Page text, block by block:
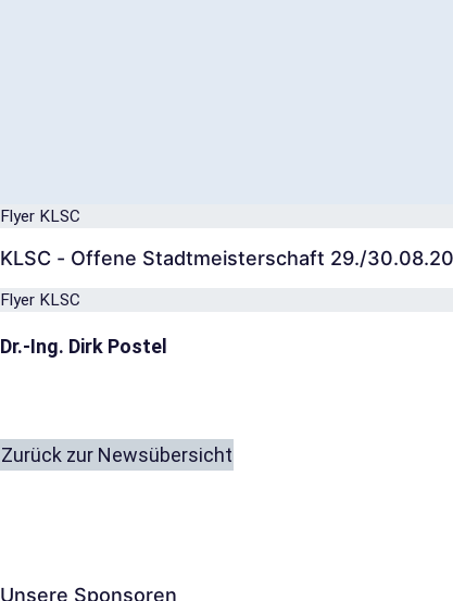
Flyer KLSC
KLSC - Offene Stadtmeisterschaft 29./
Flyer KLSC
Dr.-Ing. Dirk Postel
Zurück zur Newsübersicht
Unsere Sponsoren